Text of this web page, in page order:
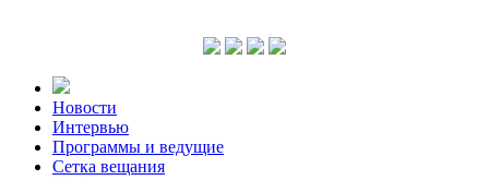
Новости
Интервью
Программы и ведущие
Сетка вещания